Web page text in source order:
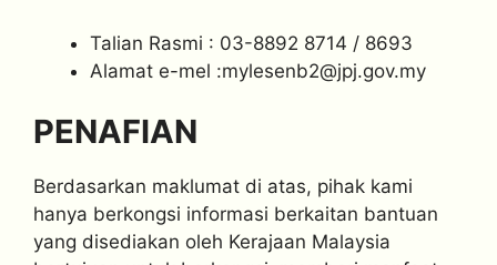
Talian Rasmi : 03-8892 8714 / 8693
Alamat e-mel :mylesenb2@jpj.gov.my
PENAFIAN
Berdasarkan maklumat di atas, pihak kami
hanya berkongsi informasi berkaitan bantuan
yang disediakan oleh Kerajaan Malaysia